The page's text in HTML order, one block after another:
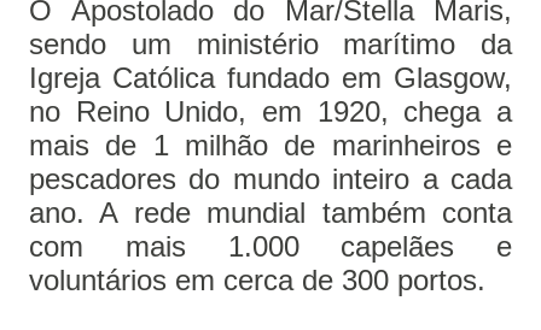
O Apostolado do Mar/Stella Maris,
sendo um ministério marítimo da
Igreja Católica fundado em Glasgow,
no Reino Unido, em 1920, chega a
mais de 1 milhão de marinheiros e
pescadores do mundo inteiro a cada
ano. A rede mundial também conta
com mais 1.000 capelães e
voluntários em cerca de 300 portos.